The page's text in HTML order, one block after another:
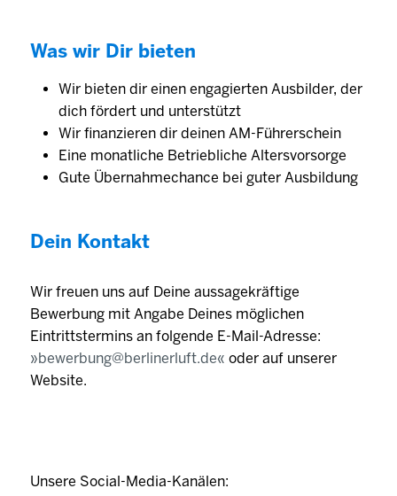
Was wir Dir bieten
Wir bieten dir einen engagierten Aus­bilder, der
dich fördert und unter­stützt
Wir finanzieren dir deinen AM-Führerschein
Eine monat­liche Betrieb­liche Alters­vorsorge
Gute Übernahmechance bei guter Ausbildung
Dein Kontakt
Wir freuen uns auf Deine aussagekräftige
Bewerbung mit Angabe Deines möglichen
Eintrittstermins an folgende E-Mail-Adresse:
bewerbung@berlinerluft.de
oder auf unserer
Website.
Unsere Social-Media-Kanälen: